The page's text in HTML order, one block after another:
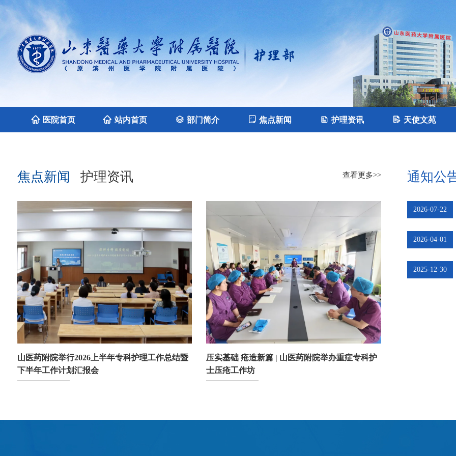
医院首页 站内首页 部门简介 焦点新闻 护理资讯 天使文苑
焦点新闻 护理资讯 查看更多>>
山医药附院举行2026上半年专科护理工作总结暨
下半年工作计划汇报会
压实基础 疮造新篇 | 山医药附院举办重症专科护
士压疮工作坊
通知公
2026-07-22
2026-04-01
2025-12-30